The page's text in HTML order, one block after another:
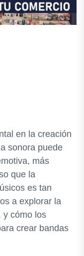
en la creación
sonora puede
más
que la
es tan
a explorar la
y cómo los
crear bandas